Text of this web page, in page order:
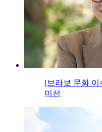
[브라보 문화
미선